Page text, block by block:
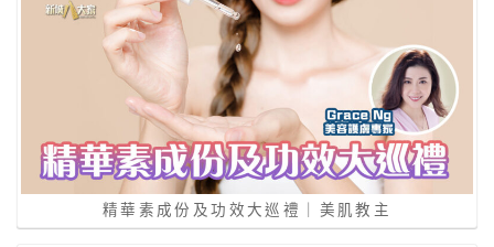
精華素成份及功效大巡禮｜美肌教主